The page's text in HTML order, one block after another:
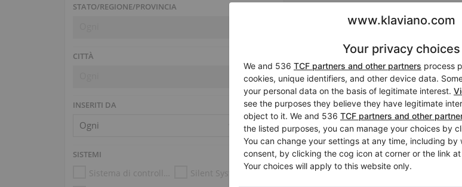
STATO/REGIONE/PROVINCIA
CITTÀ
INSERITI DA
SISTEMI
Sistema di controllo dell’umidità
Silent System